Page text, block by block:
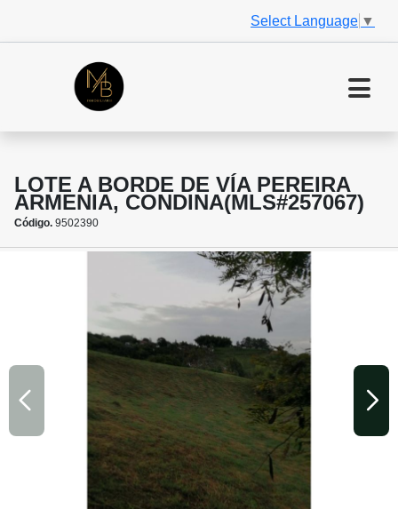
Select Language ▼
LOTE A BORDE DE VÍA PEREIRA
ARMENIA, CONDINA(MLS#257067)
Código. 9502390